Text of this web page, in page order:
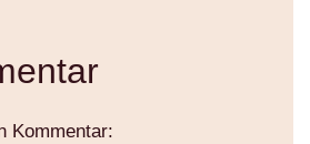
Kommentar: